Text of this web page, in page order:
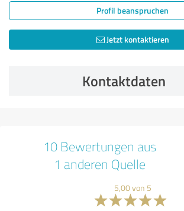
Profil beanspruchen
Jetzt kontaktieren
Kontaktdaten
10 Bewertungen aus
1 anderen Quelle
5,00 von 5